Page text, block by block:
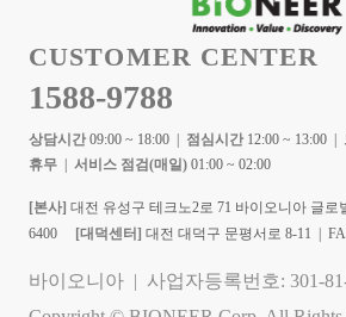
CUSTOMER CENTER
1588-9788
상담시간 09:00 ~ 18:00 | 점심시간 12:00 ~ 13:00 |
휴무 | 서비스 점검(매일) 01:00 ~ 02:00
[본사] 대전 유성구 테크노2로 71 바이오니아 글
6400 [대덕센터] 대전 대덕구 문평서로 8-11 |
바이오니아 | 사업자등록번호: 301-